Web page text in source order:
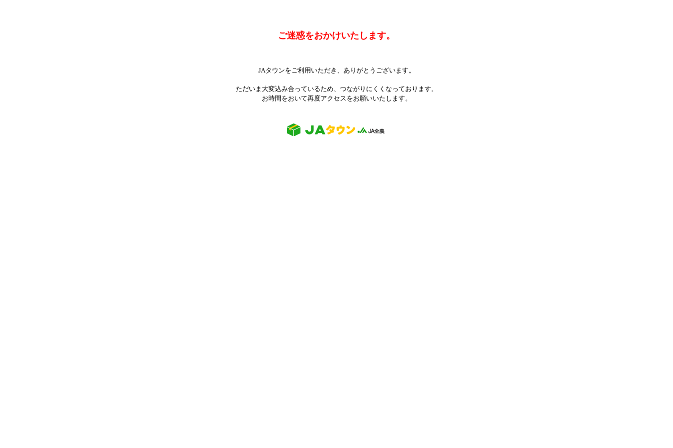
ご迷惑をおかけいたします。
JAタウンをご利用いただき、ありがとうございます。
ただいま大変込み合っているため、つながりにくくなっております。
お時間をおいて再度アクセスをお願いいたします。